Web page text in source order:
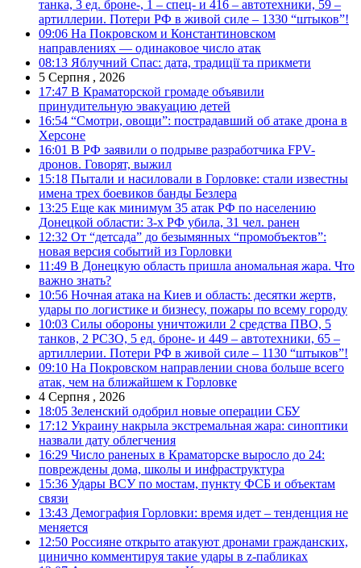
танка, 3 ед. броне-, 1 – спец- и 416 – автотехники, 59 –
артиллерии. Потери РФ в живой силе – 1330 “штыков”!
09:06 На Покровском и Константиновском
направлениях — одинаковое число атак
08:13 Яблучний Спас: дата, традиції та прикмети
5 Серпня , 2026
17:47 В Краматорской громаде объявили
принудительную эвакуацию детей
16:54 “Смотри, овощи”: пострадавший об атаке дрона в
Херсоне
16:01 В РФ заявили о подрыве разработчика FPV-
дронов. Говорят, выжил
15:18 Пытали и насиловали в Горловке: стали известны
имена трех боевиков банды Безлера
13:25 Еще как минимум 35 атак РФ по населению
Донецкой области: 3-х РФ убила, 31 чел. ранен
12:32 От “детсада” до безымянных “промобъектов”:
новая версия событий из Горловки
11:49 В Донецкую область пришла аномальная жара. Что
важно знать?
10:56 Ночная атака на Киев и область: десятки жертв,
удары по логистике и бизнесу, пожары по всему городу
10:03 Силы обороны уничтожили 2 средства ПВО, 5
танков, 2 РСЗО, 5 ед. броне- и 449 – автотехники, 65 –
артиллерии. Потери РФ в живой силе – 1130 “штыков”!
09:10 На Покровском направлении снова больше всего
атак, чем на ближайшем к Горловке
4 Серпня , 2026
18:05 Зеленский одобрил новые операции СБУ
17:12 Украину накрыла экстремальная жара: синоптики
назвали дату облегчения
16:29 Число раненых в Краматорске выросло до 24:
повреждены дома, школы и инфраструктура
15:36 Удары ВСУ по мостам, пункту ФСБ и объектам
связи
13:43 Демография Горловки: время идет – тенденция не
меняется
12:50 Россияне открыто атакуют дронами гражданских,
цинично комментируя такие удары в z-пабликах